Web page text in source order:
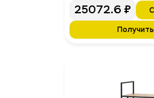
25072.6 ₽